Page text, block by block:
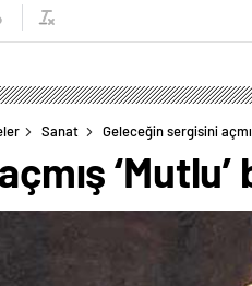
Sanat Geleceğin sergisini